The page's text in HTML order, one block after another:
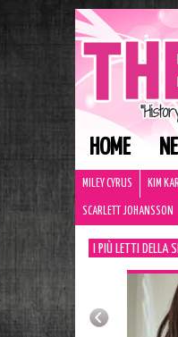
HOME
MILEY CYRUS KIM
SCARLETT JOHANSSON
I PIÙ LETTI DELLA